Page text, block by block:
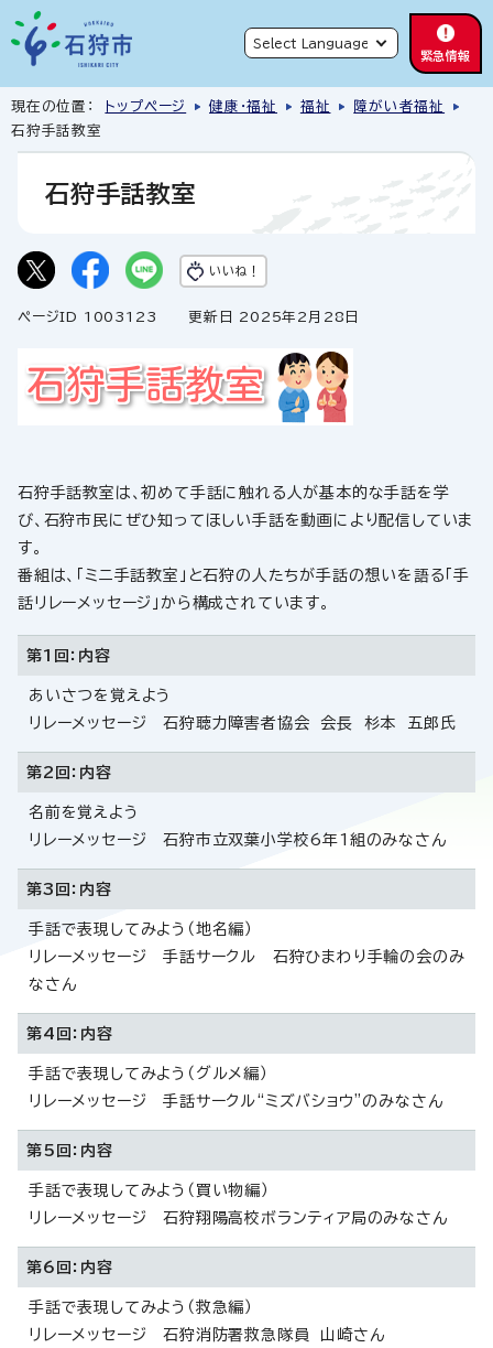
緊急情報
現在の位置： トップページ 健康・福祉 福祉
障がい者福祉
石狩手話教室
石狩手話教室
いいね！
ページID 1003123 更新日 2025年2月28日
石狩手話教室は、初めて手話に触れる人が基本的な手話を学
び、石狩市民にぜひ知ってほしい手話を動画により配信していま
す。
番組は、「ミニ手話教室」と石狩の人たちが手話の想いを語る「手
話リレーメッセージ」から構成されています。
第1回：内容
あいさつを覚えよう
リレーメッセージ 石狩聴力障害者協会 会長 杉本 五郎氏
第2回：内容
名前を覚えよう
リレーメッセージ 石狩市立双葉小学校6年1組のみなさん
第3回：内容
手話で表現してみよう（地名編）
リレーメッセージ 手話サークル 石狩ひまわり手輪の会のみ
なさん
第4回：内容
手話で表現してみよう（グルメ編）
リレーメッセージ 手話サークル“ミズバショウ”のみなさん
第5回：内容
手話で表現してみよう（買い物編）
リレーメッセージ 石狩翔陽高校ボランティア局のみなさん
第6回：内容
手話で表現してみよう（救急編）
リレーメッセージ 石狩消防署救急隊員 山崎さん